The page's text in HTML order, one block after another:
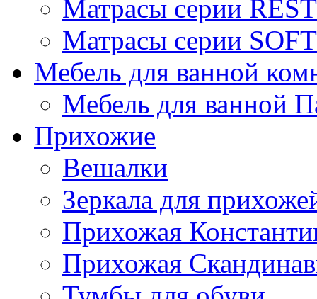
Матрасы серии REST
Матрасы серии SOFT
Мебель для ванной
Мебель для ванной
Прихожие
Вешалки
Зеркала для
Прихожая
Прихожая